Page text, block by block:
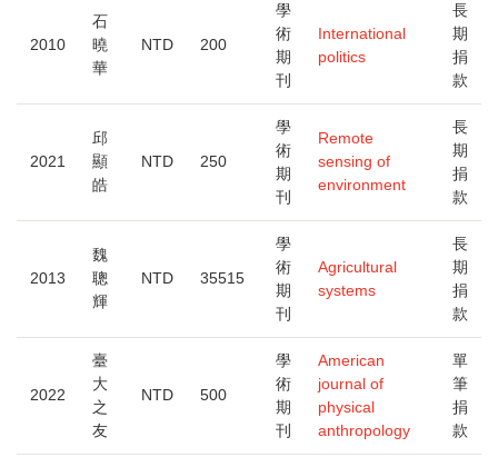
2010
石
曉
華
NTD 200
學
術
期
刊
International
politics
長
期
捐
款
2021
邱
顯
皓
NTD 250
學
術
期
刊
Remote
sensing of
environment
長
期
捐
款
2013
魏
聰
輝
NTD 35515
學
術
期
刊
Agricultural
systems
長
期
捐
款
2022
臺
大
之
友
NTD 500
學
術
期
刊
American
journal of
physical
anthropology
單
筆
捐
款